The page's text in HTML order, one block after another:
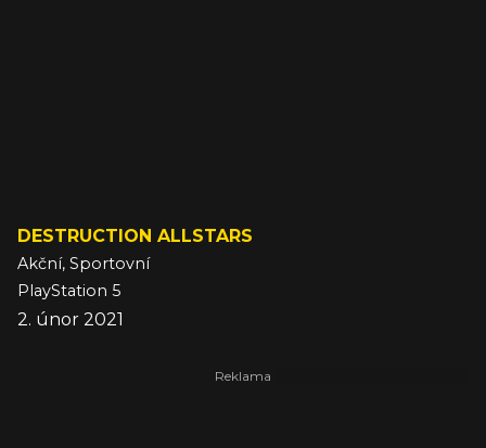
DESTRUCTION ALLSTARS
Akční, Sportovní
PlayStation 5
2. únor 2021